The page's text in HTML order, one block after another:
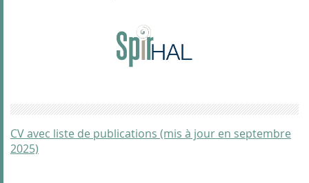
CV avec liste de publications (mis à jour en septembre
2025)